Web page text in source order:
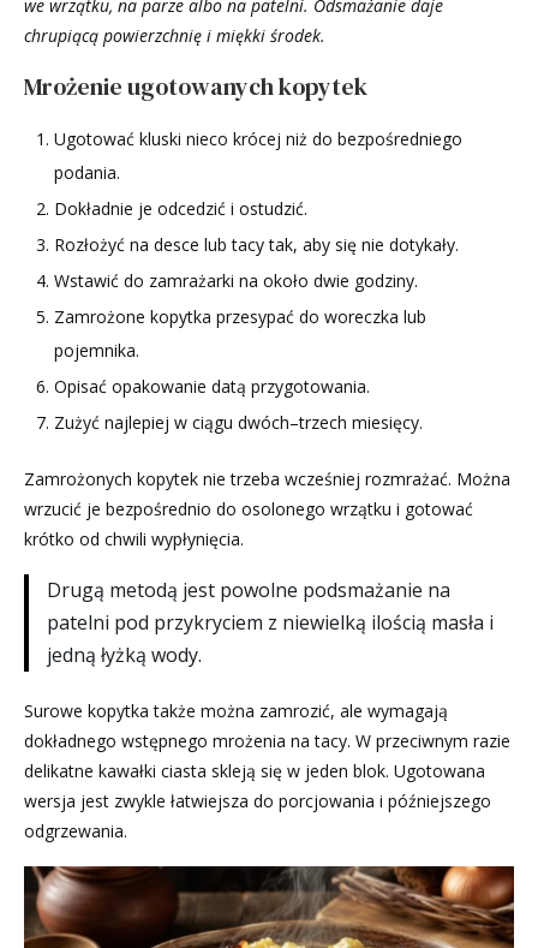
we wrzątku, na parze albo na patelni. Odsmażanie daje
chrupiącą powierzchnię i miękki środek.
Mrożenie ugotowanych kopytek
Ugotować kluski nieco krócej niż do bezpośredniego
podania.
Dokładnie je odcedzić i ostudzić.
Rozłożyć na desce lub tacy tak, aby się nie dotykały.
Wstawić do zamrażarki na około dwie godziny.
Zamrożone kopytka przesypać do woreczka lub
pojemnika.
Opisać opakowanie datą przygotowania.
Zużyć najlepiej w ciągu dwóch–trzech miesięcy.
Zamrożonych kopytek nie trzeba wcześniej rozmrażać. Można
wrzucić je bezpośrednio do osolonego wrzątku i gotować
krótko od chwili wypłynięcia.
Drugą metodą jest powolne podsmażanie na
patelni pod przykryciem z niewielką ilością masła i
jedną łyżką wody.
Surowe kopytka także można zamrozić, ale wymagają
dokładnego wstępnego mrożenia na tacy. W przeciwnym razie
delikatne kawałki ciasta skleją się w jeden blok. Ugotowana
wersja jest zwykle łatwiejsza do porcjowania i późniejszego
odgrzewania.